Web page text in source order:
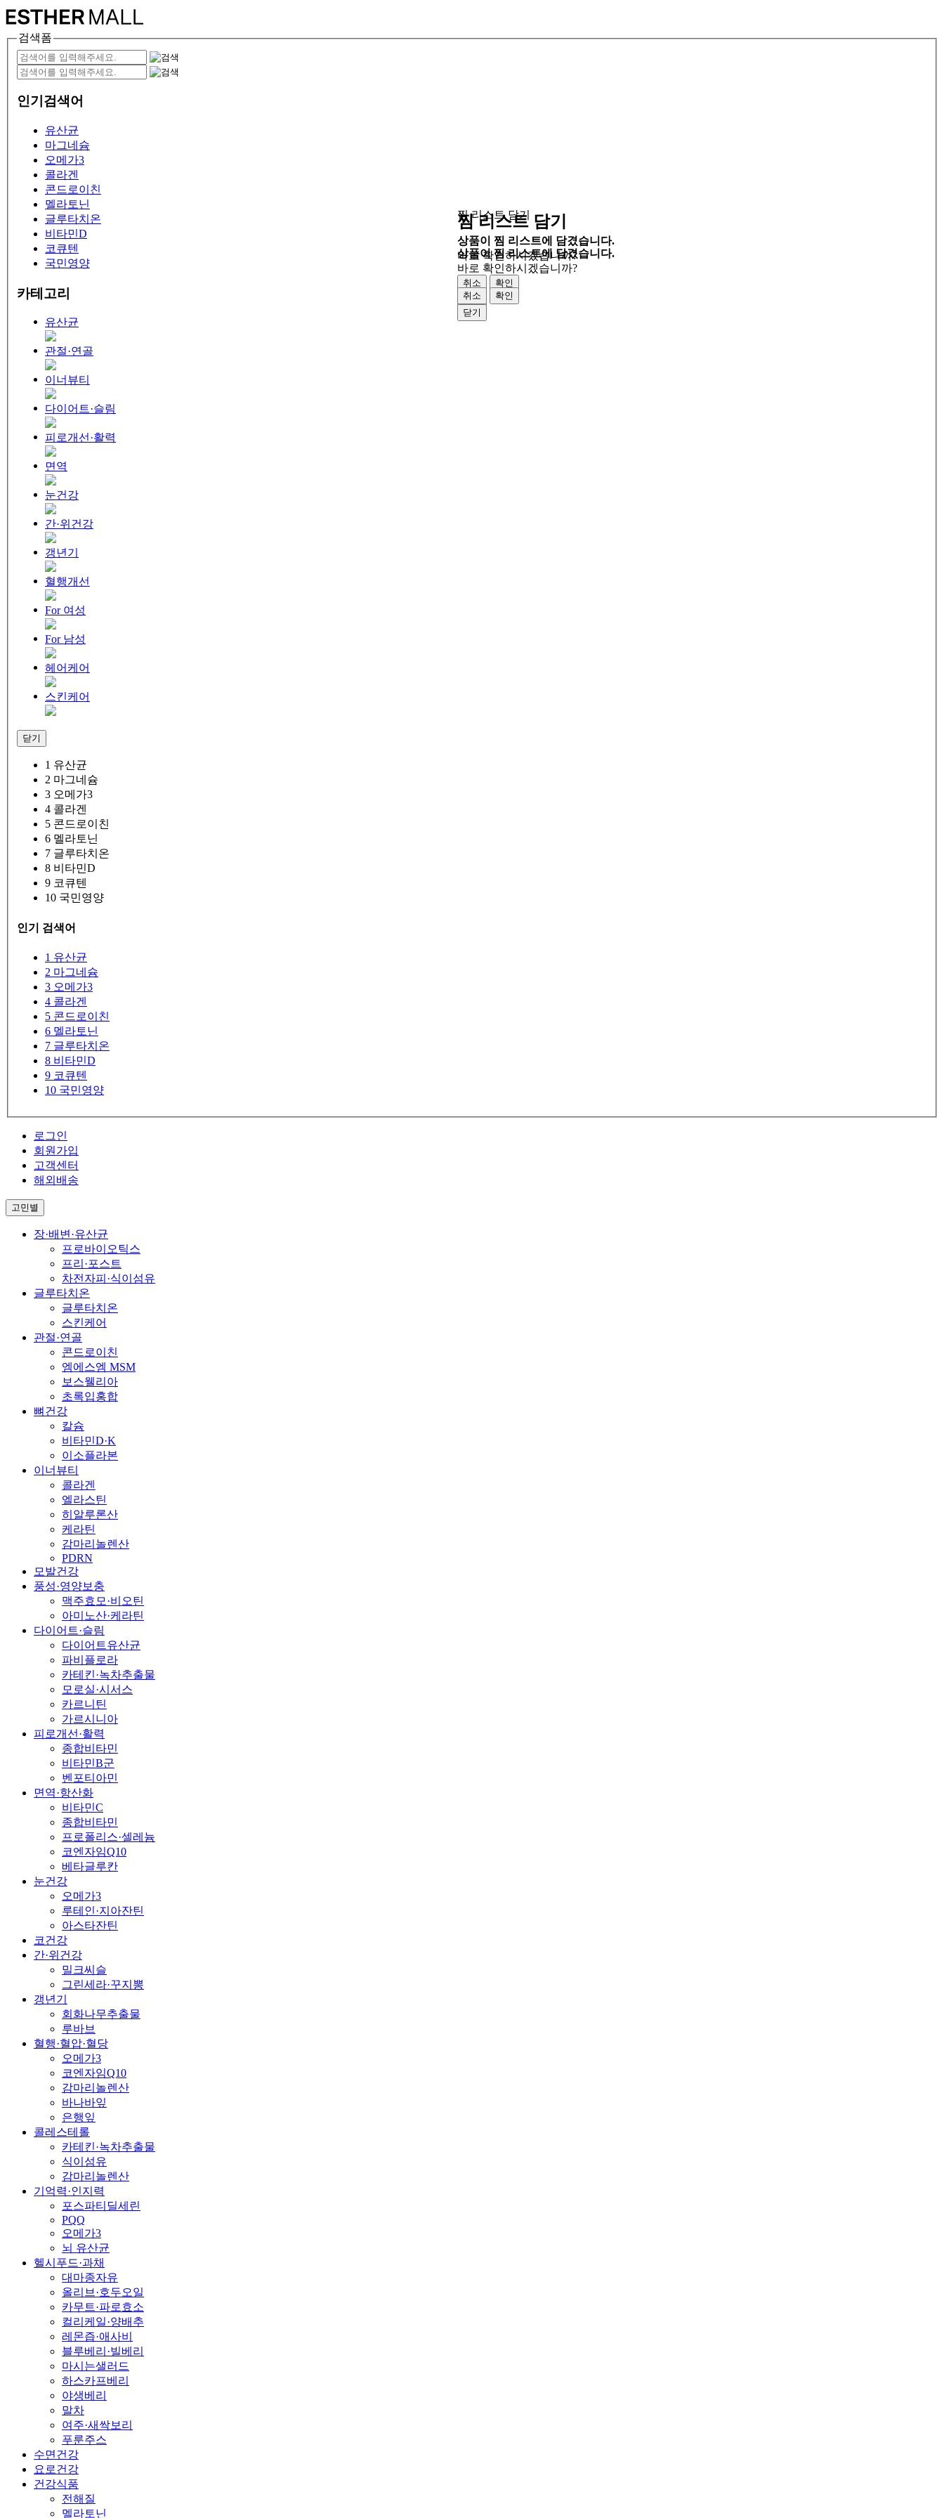
검색폼
인기검색어
유산균
마그네슘
오메가3
콜라겐
콘드로이친
멜라토닌
글루타치온
비타민D
코큐텐
국민영양
카테고리
유산균
관절·연골
이너뷰티
다이어트·슬림
피로개선·활력
면역
눈건강
간·위건강
갱년기
혈행개선
For 여성
For 남성
헤어케어
스킨케어
닫기
1 유산균
2 마그네슘
3 오메가3
4 콜라겐
5 콘드로이친
6 멜라토닌
7 글루타치온
8 비타민D
9 코큐텐
10 국민영양
인기 검색어
1 유산균
2 마그네슘
3 오메가3
4 콜라겐
5 콘드로이친
6 멜라토닌
7 글루타치온
8 비타민D
9 코큐텐
10 국민영양
로그인
회원가입
고객센터
해외배송
고민별
장·배변·유산균
프로바이오틱스
프리·포스트
차전자피·식이섬유
글루타치온
글루타치온
스킨케어
관절·연골
콘드로이친
엠에스엠 MSM
보스웰리아
초록입홍합
뼈건강
칼슘
비타민D·K
이소플라본
이너뷰티
콜라겐
엘라스틴
히알루론산
케라틴
감마리놀렌산
PDRN
모발건강
풍성·영양보충
맥주효모·비오틴
아미노산·케라틴
다이어트·슬림
다이어트유산균
파비플로라
카테킨·녹차추출물
모로실·시서스
카르니틴
가르시니아
피로개선·활력
종합비타민
비타민B군
벤포티아민
면역·항산화
비타민C
종합비타민
프로폴리스·셀레늄
코엔자임Q10
베타글루칸
눈건강
오메가3
루테인·지아잔틴
아스타잔틴
코건강
간·위건강
밀크씨슬
그린세라·꾸지뽕
갱년기
회화나무추출물
루바브
혈행·혈압·혈당
오메가3
코엔자임Q10
감마리놀렌산
바나바잎
은행잎
콜레스테롤
카테킨·녹차추출물
식이섬유
감마리놀렌산
기억력·인지력
포스파티딜세린
PQQ
오메가3
뇌 유산균
헬시푸드·과채
대마종자유
올리브·호두오일
카무트·파로효소
컬리케일·양배추
레몬즙·애사비
블루베리·빌베리
마시는샐러드
하스카프베리
야생베리
말차
여주·새싹보리
푸룬주스
수면건강
요로건강
건강식품
전해질
멜라토닌
찜 리스트 담기
상품이 찜 리스트에 담겼습니다.
바로 확인하시겠습니까?
취소
확인
닫기
찜 리스트 담기
상품이 찜 리스트에 담겼습니다.
바로 확인하시겠습니까?
취소
확인
닫기